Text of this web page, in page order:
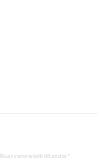
Ruas yang wajib ditandai *